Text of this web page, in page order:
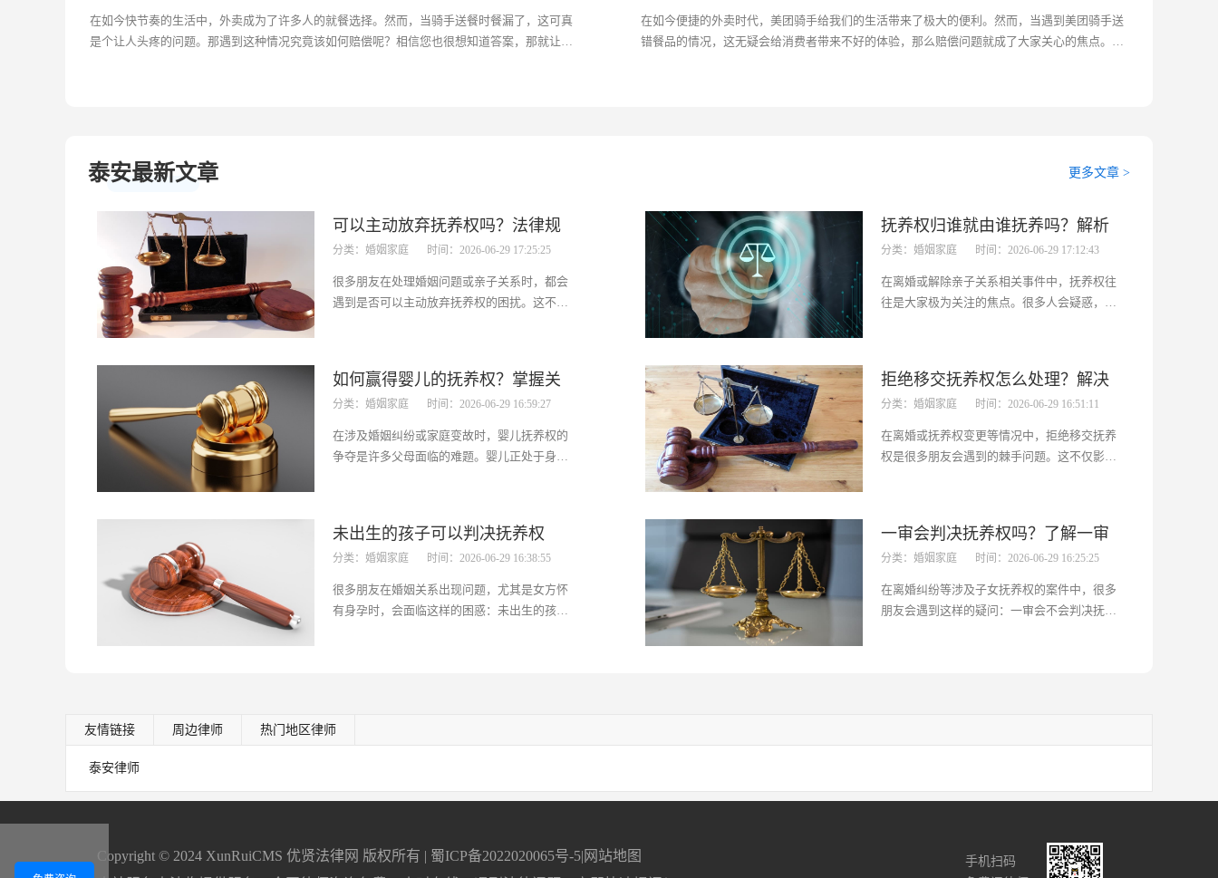
在如今快节奏的生活中，外卖成为了许多人的就餐选择。然而，当骑手送餐时餐漏了，这可真
是个让人头疼的问题。那遇到这种情况究竟该如何赔偿呢？相信您也很想知道答案，那就让我
在如今便捷的外卖时代，美团骑手给我们的生活带来了极大的便利。然而，当遇到美团骑手送
错餐品的情况，这无疑会给消费者带来不好的体验，那么赔偿问题就成了大家关心的焦点。接
泰安最新文章 更多文章 >
可以主动放弃抚养权吗？法律规
定与实际考量
分类：婚姻家庭 时间：2026-06-29 17:25:25
很多朋友在处理婚姻问题或亲子关系时，都会
遇到是否可以主动放弃抚养权的困扰。这不仅
法律层面来看，抚养权不仅是一种权利，更
是...···
抚养权归谁就由谁抚养吗？解析
抚养权归属与抚养实施
分类：婚姻家庭 时间：2026-06-29 17:12:43
在离婚或解除亲子关系相关事件中，抚养权往
往是大家极为关注的焦点。很多人会疑惑，抚
问题，为大家提供清晰的解答和实用的建
议。...···
如何赢得婴儿的抚养权？掌握关
键策略与要点
分类：婚姻家庭 时间：2026-06-29 16:59:27
在涉及婚姻纠纷或家庭变故时，婴儿抚养权的
争夺是许多父母面临的难题。婴儿正处于身心
找到解决之道。一、如何赢得婴儿的抚养权
要...···
拒绝移交抚养权怎么处理？解决
抚养权移交难题
分类：婚姻家庭 时间：2026-06-29 16:51:11
在离婚或抚养权变更等情况中，拒绝移交抚养
权是很多朋友会遇到的棘手问题。这不仅影响
移交抚养权怎么处理当一方拒绝移交抚养权
时...···
未出生的孩子可以判决抚养权
吗？解析法律规定与实际情况
分类：婚姻家庭 时间：2026-06-29 16:38:55
很多朋友在婚姻关系出现问题，尤其是女方怀
有身孕时，会面临这样的困惑：未出生的孩子
一审会判决抚养权吗？了解一审
抚养权判决规则
分类：婚姻家庭 时间：2026-06-29 16:25:25
在离婚纠纷等涉及子女抚养权的案件中，很多
朋友会遇到这样的疑问：一审会不会判决抚养
友情链接
周边律师 热门地区律师
泰安律师
Copyright © 2024 XunRuiCMS 优贤法律网 版权所有 | 蜀ICP备2022020065号-5| 网站地图
手机扫码